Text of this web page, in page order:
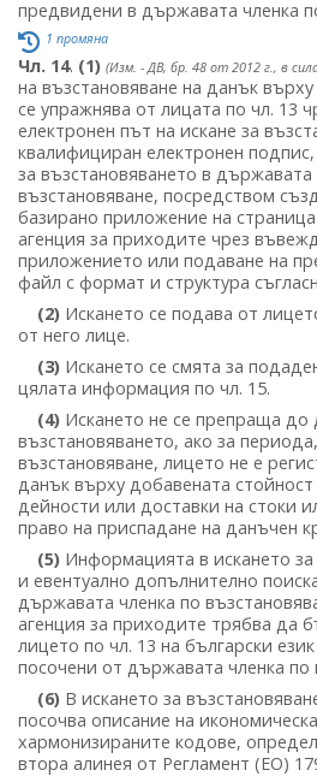
предвидени в държавата членка
1 промяна
Чл. 14. (1) (Изм. - ДВ, бр. 48 от 2012 г., в
на възстановяване на данък
се упражнява от лицата по чл. 13
електронен път на искане за
квалифициран електронен
за възстановяването в държавата
възстановяване, посредством
базирано приложение на
агенция за приходите чрез
приложението или подаване на
файл с формат и структура
(2) Искането се подава от
от него лице.
(3) Искането се смята за
цялата информация по чл. 15.
(4) Искането не се препраща до
възстановяването, ако за
възстановяване, лицето не е
данък върху добавената
дейности или доставки на стоки
право на приспадане на данъчен
(5) Информацията в искането за
и евентуално допълнително
държавата членка по
агенция за приходите трябва да
лицето по чл. 13 на български
посочени от държавата членка по
(6) В искането за
посочва описание на
хармонизираните кодове,
втора алинея от Регламент (ЕО)